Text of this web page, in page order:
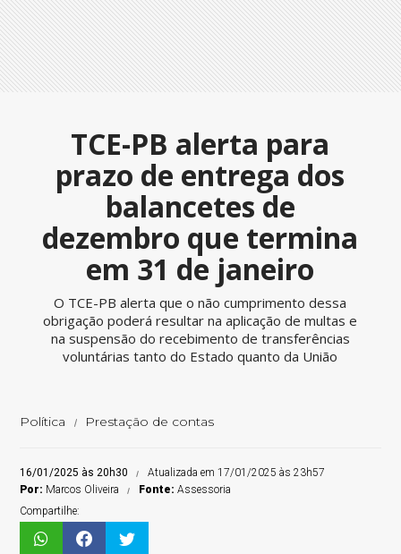
TCE-PB alerta para
prazo de entrega dos
balancetes de
dezembro que termina
em 31 de janeiro
O TCE-PB alerta que o não cumprimento dessa
obrigação poderá resultar na aplicação de multas e
na suspensão do recebimento de transferências
voluntárias tanto do Estado quanto da União
Política Prestação de contas
16/01/2025 às 20h30
Atualizada em 17/01/2025 às 23h57
Por: Marcos Oliveira Fonte:Assessoria
Compartilhe: